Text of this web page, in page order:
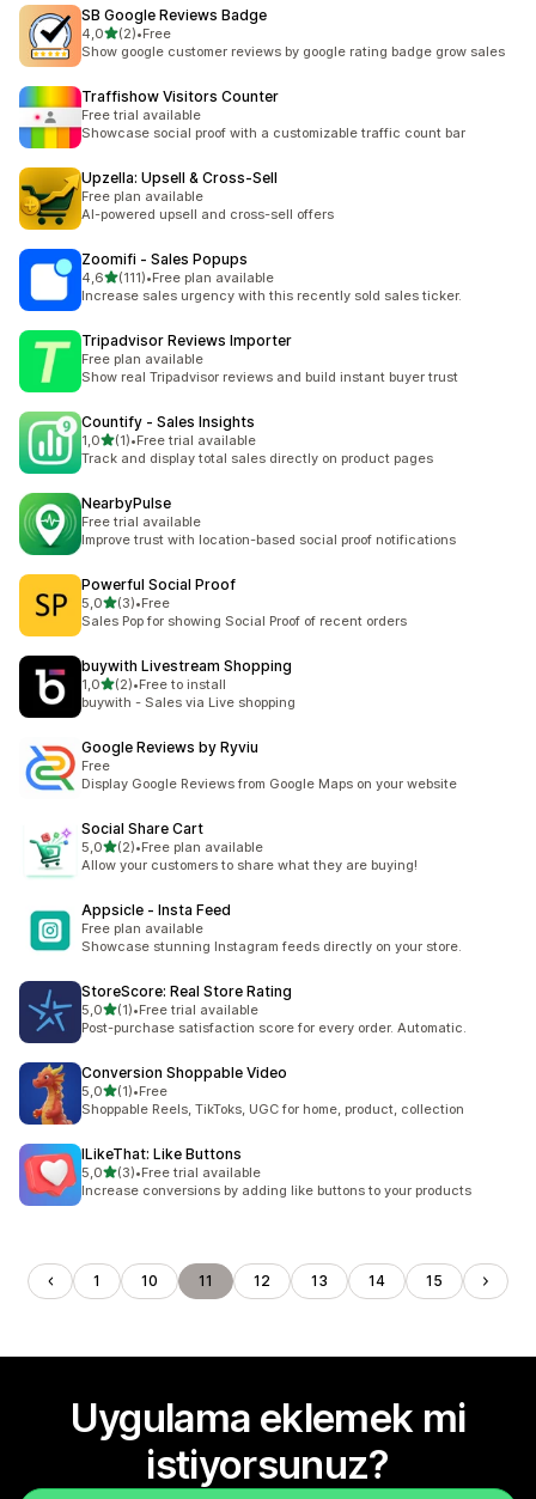
SB Google Reviews Badge
4,05 yıldız üzerinden
(2)
toplam 2 değerlendirme
•Free
Show google customer reviews by google rating badge grow sales
Traffishow Visitors Counter
Free trial available
Showcase social proof with a customizable traffic count bar
Upzella: Upsell & Cross‑Sell
Free plan available
AI-powered upsell and cross-sell offers
Zoomifi ‑ Sales Popups
4,65 yıldız üzerinden
(111)
toplam 111 değerlendirme
•Free plan available
Increase sales urgency with this recently sold sales ticker.
Tripadvisor Reviews Importer
Free plan available
Show real Tripadvisor reviews and build instant buyer trust
Countify ‑ Sales Insights
1,05 yıldız üzerinden
(1)
toplam 1 değerlendirme
•Free trial available
Track and display total sales directly on product pages
NearbyPulse
Free trial available
Improve trust with location-based social proof notifications
Powerful Social Proof
5,05 yıldız üzerinden
(3)
toplam 3 değerlendirme
•Free
Sales Pop for showing Social Proof of recent orders
buywith Livestream Shopping
1,05 yıldız üzerinden
(2)
toplam 2 değerlendirme
•Free to install
buywith - Sales via Live shopping
Google Reviews by Ryviu
Free
Display Google Reviews from Google Maps on your website
Social Share Cart
5,05 yıldız üzerinden
(2)
toplam 2 değerlendirme
•Free plan available
Allow your customers to share what they are buying!
Appsicle ‑ Insta Feed
Free plan available
Showcase stunning Instagram feeds directly on your store.
StoreScore: Real Store Rating
5,05 yıldız üzerinden
(1)
toplam 1 değerlendirme
•Free trial available
Post-purchase satisfaction score for every order. Automatic.
Conversion Shoppable Video
5,05 yıldız üzerinden
(1)
toplam 1 değerlendirme
•Free
Shoppable Reels, TikToks, UGC for home, product, collection
ILikeThat: Like Buttons
5,05 yıldız üzerinden
(3)
toplam 3 değerlendirme
•Free trial available
Increase conversions by adding like buttons to your products
1 10 11 12 13 14 15
Uygulama eklemek mi
istiyorsunuz?